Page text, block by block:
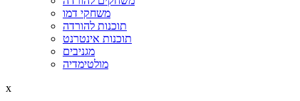
משחקי דמו
תוכנות להורדה
תוכנות אינטרנט
מגניבים
מולטימדיה
x